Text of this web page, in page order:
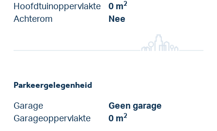
Hoofdtuinoppervlakte
0 m2
Achterom Nee
Parkeergelegenheid
Garage
Geen garage
Garageoppervlakte
0 m2